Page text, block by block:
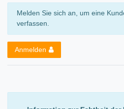
Melden Sie sich an, um eine
verfassen.
Anmelden